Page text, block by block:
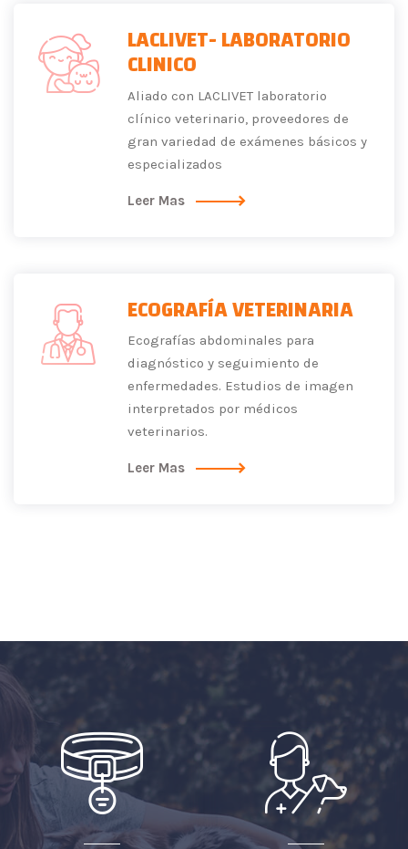
LACLIVET- LABORATORIO
CLINICO
Aliado con LACLIVET laboratorio
clínico veterinario, proveedores de
gran variedad de exámenes básicos y
especializados
Leer Mas
ECOGRAFÍA VETERINARIA
Ecografías abdominales para
diagnóstico y seguimiento de
enfermedades. Estudios de imagen
interpretados por médicos
veterinarios.
Leer Mas